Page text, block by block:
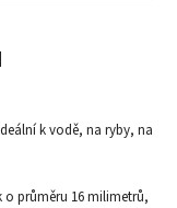
k vodě, na ryby, na
o průměru 16 milimetrů,